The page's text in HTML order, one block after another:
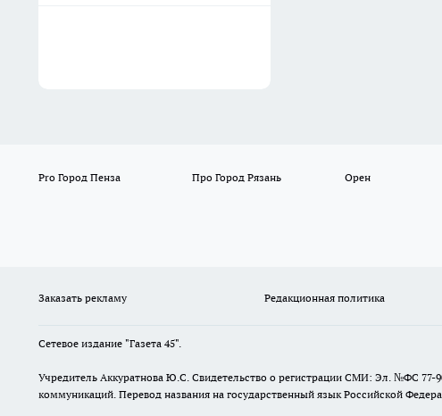
Pro Город Пенза Про Город Рязань Орен
Заказать рекламу Редакционная политика
Сетевое издание "Газета 45".
Учредитель Аккуратнова Ю.С. Свидетельство о регистрации СМИ: Эл. №ФС 77-
коммуникаций. Перевод названия на государственный язык Российской